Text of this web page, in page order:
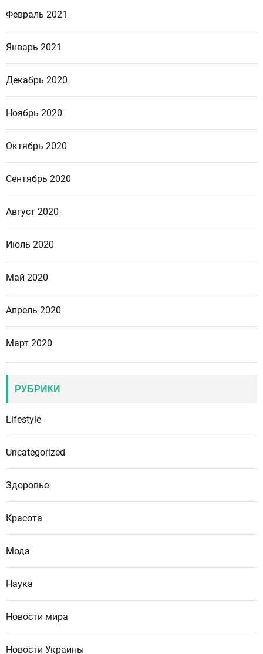
Февраль 2021
Январь 2021
Декабрь 2020
Ноябрь 2020
Октябрь 2020
Сентябрь 2020
Август 2020
Июль 2020
Май 2020
Апрель 2020
Март 2020
РУБРИКИ
Lifestyle
Uncategorized
Здоровье
Красота
Мода
Наука
Новости мира
Новости Украины